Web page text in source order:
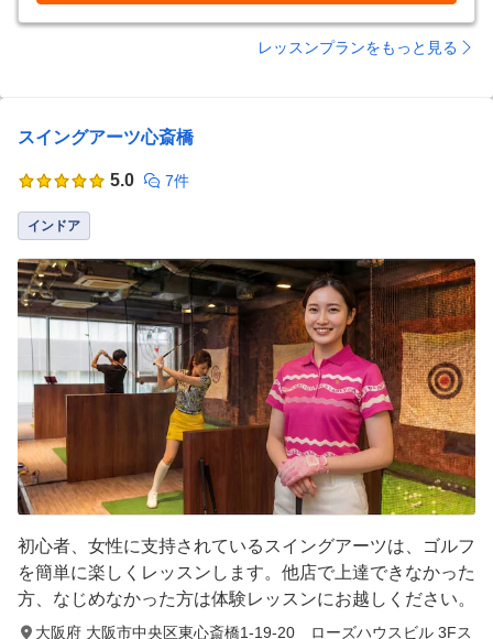
レッスンプランをもっと見る
スイングアーツ心斎橋
5.0 7件
インドア
初心者、女性に支持されているスイングアーツは、ゴルフ
を簡単に楽しくレッスンします。他店で上達できなかった
方、なじめなかった方は体験レッスンにお越しください。
大阪府 大阪市中央区東心斎橋1-19-20 ローズハウスビル 3Fス